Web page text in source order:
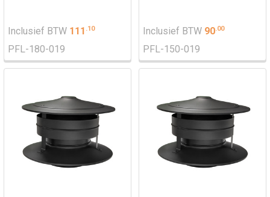
Inclusief BTW 111 .10
PFL-180-019
Inclusief BTW 90.00
PFL-150-019